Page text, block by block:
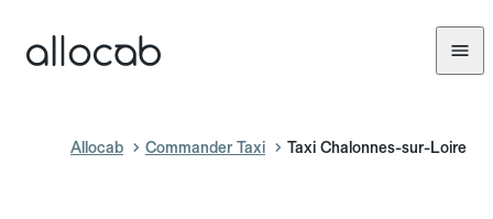
Allocab Commander Taxi Taxi Chalonnes-sur-Loire